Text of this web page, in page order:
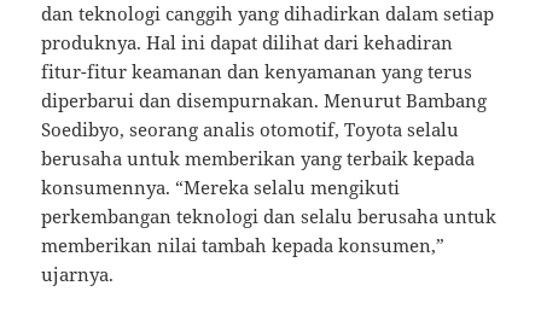
dan teknologi canggih yang dihadirkan dalam setiap
produknya. Hal ini dapat dilihat dari kehadiran
fitur-fitur keamanan dan kenyamanan yang terus
diperbarui dan disempurnakan. Menurut Bambang
Soedibyo, seorang analis otomotif, Toyota selalu
berusaha untuk memberikan yang terbaik kepada
konsumennya. “Mereka selalu mengikuti
perkembangan teknologi dan selalu berusaha untuk
memberikan nilai tambah kepada konsumen,”
ujarnya.